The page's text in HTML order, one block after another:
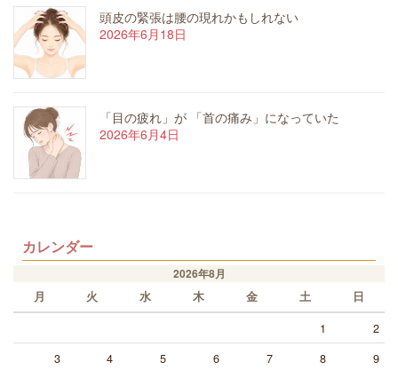
頭皮の緊張は腰の現れかもしれない
2026年6月18日
「目の疲れ」が 「首の痛み」になっていた
2026年6月4日
カレンダー
2026年8月
月
火 水 木 金 土 日
1
2
3
4 5 6 7 8
9